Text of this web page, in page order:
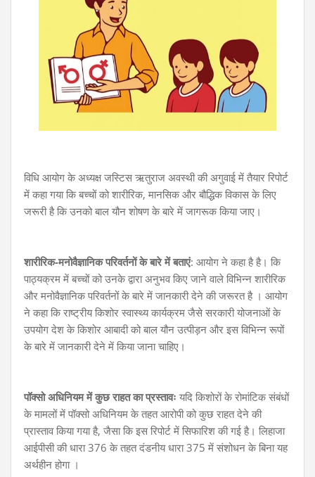
विधि आयोग के अध्यक्ष जस्टिस ऋतुराज अवस्थी की अगुवाई में तैयार रिपोर्ट
में कहा गया कि बच्चों को शारीरिक, मानसिक और बौद्धिक विकास के लिए
जरूरी है कि उनको बाल यौन शोषण के बारे में जागरूक किया जाए।
शारीरिक-मनोवैज्ञानिक परिवर्तनों के बारे में बताएं: आयोग ने कहा है है। कि
पाठ्यक्रम में बच्चों को उनके द्वारा अनुभव किए जाने वाले विभिन्न शारीरिक
और मनोवैज्ञानिक परिवर्तनों के बारे में जानकारी देने की जरूरत है । आयोग
ने कहा कि राष्ट्रीय किशोर स्वास्थ्य कार्यक्रम जैसे सरकारी योजनाओं के
उपयोग देश के किशोर आबादी को बाल यौन उत्पीड़न और इस विभिन्न रूपों
के बारे में जानकारी देने में किया जाना चाहिए।
पॉक्सो अधिनियम में कुछ राहत का प्रस्तावः यदि किशोरों के रोमांटिक संबंधों
के मामलों में पॉक्सो अधिनियम के तहत आरोपी को कुछ राहत देने की
प्रास्ताव किया गया है, जैसा कि इस रिपोर्ट में सिफारिश की गई है। लिहाजा
आईपीसी की धारा 376 के तहत दंडनीय धारा 375 में संशोधन के बिना यह
अर्थहीन होगा ।